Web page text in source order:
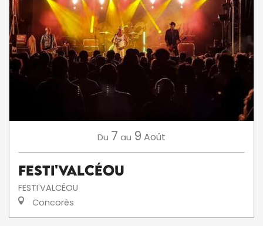
Du 7 au 9 Août
Festi'ValCéou
FESTI'VALCÉOU
Concorès